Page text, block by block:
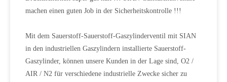
machen einen guten Job in der Sicherheitskontrolle !!!
Mit dem Sauerstoff-Sauerstoff-Gaszylinderventil mit SIAN
in den industriellen Gaszylindern installierte Sauerstoff-
Gaszylinder, können unsere Kunden in der Lage sind, O2 /
AIR / N2 für verschiedene industrielle Zwecke sicher zu